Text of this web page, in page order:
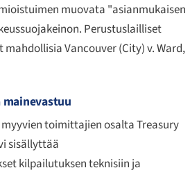
muovata "asianmukaisen
Perustuslailliset
mahdollisiaVancouver (City) v. Ward,
toimittajien osalta Treasury
sisällyttää
kilpailutuksen teknisiin ja